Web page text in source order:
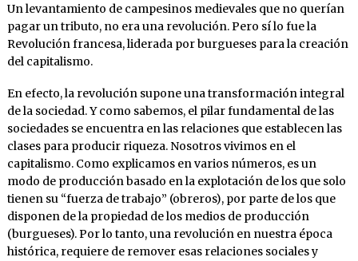
Un levantamiento de campesinos medievales que no querían
pagar un tributo, no era una revolución. Pero sí lo fue la
Revolución francesa, liderada por burgueses para la creación
del capitalismo.
En efecto, la revolución supone una transformación integral
de la sociedad. Y como sabemos, el pilar fundamental de las
sociedades se encuentra en las relaciones que establecen las
clases para producir riqueza. Nosotros vivimos en el
capitalismo. Como explicamos en varios números, es un
modo de producción basado en la explotación de los que solo
tienen su “fuerza de trabajo” (obreros), por parte de los que
disponen de la propiedad de los medios de producción
(burgueses). Por lo tanto, una revolución en nuestra época
histórica, requiere de remover esas relaciones sociales y